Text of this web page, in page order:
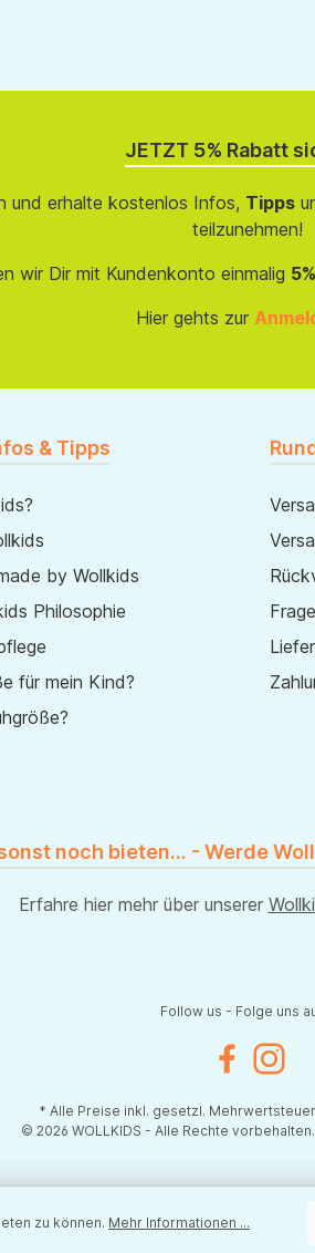
JETZT 5% Rabatt
und erhalte kostenlos Infos, Tipps
teilzunehmen!
wir Dir mit Kundenkonto einmalig
Hier gehts zur
& Tipps
by Wollkids
Philosophie
für mein Kind?
noch bieten... - Werde
Erfahre hier mehr über unserer
Follow us - Folge uns
FacebookInstagram
* Alle Preise inkl. gesetzl.
© 2026 WOLLKIDS - Alle Rechte
zu können. Mehr Informationen ...